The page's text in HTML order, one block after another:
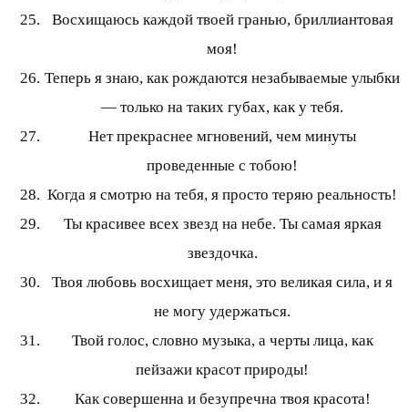
Восхищаюсь каждой твоей гранью, бриллиантовая
моя!
Теперь я знаю, как рождаются незабываемые улыбки
— только на таких губах, как у тебя.
Нет прекраснее мгновений, чем минуты
проведенные с тобою!
Когда я смотрю на тебя, я просто теряю реальность!
Ты красивее всех звезд на небе. Ты самая яркая
звездочка.
Твоя любовь восхищает меня, это великая сила, и я
не могу удержаться.
Твой голос, словно музыка, а черты лица, как
пейзажи красот природы!
Как совершенна и безупречна твоя красота!